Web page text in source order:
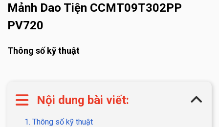
Mảnh Dao Tiện CCMT09T302PP
PV720
Thông số kỹ thuật
Nội dung bài viết:
1. Thông số kỹ thuật